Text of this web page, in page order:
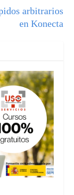
arbitrarios
en Konecta